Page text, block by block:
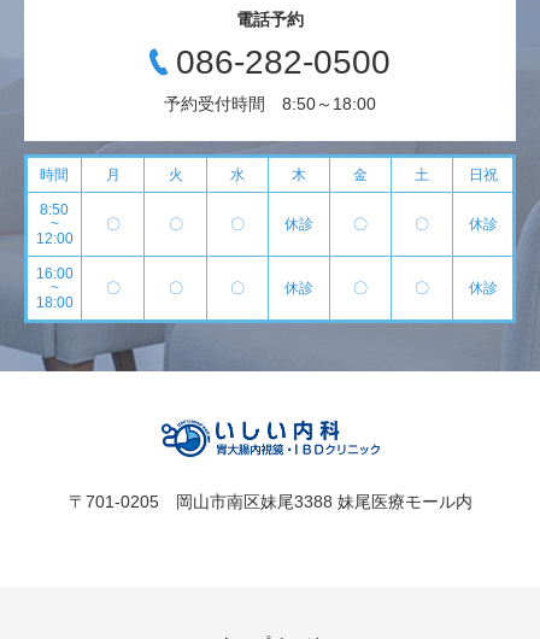
電話予約
086-282-0500
予約受付時間 8:50～18:00
時間 月 火 水 木 金 土 日祝
8:50
~
12:00
〇 〇 〇 休診 〇 〇 休診
16:00
~
18:00
〇 〇 〇 休診 〇 〇 休診
〒701-0205 岡山市南区妹尾3388 妹尾医療モール内